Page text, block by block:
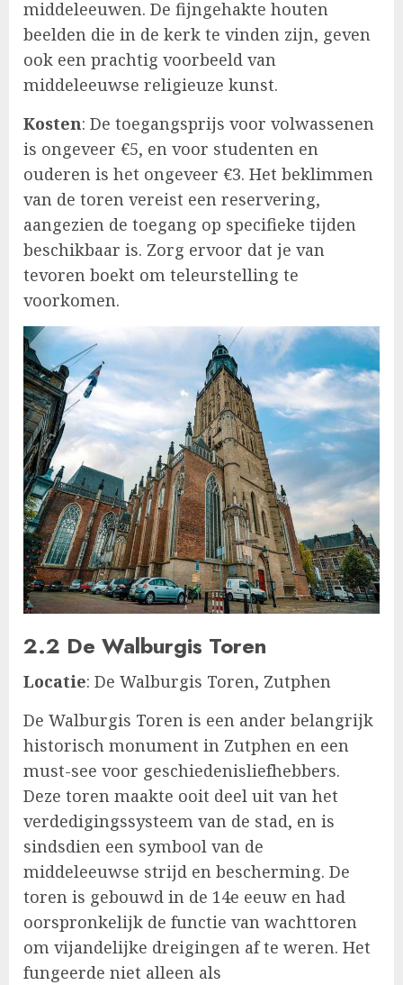
middeleeuwen. De fijngehakte houten
beelden die in de kerk te vinden zijn, geven
ook een prachtig voorbeeld van
middeleeuwse religieuze kunst.
Kosten: De toegangsprijs voor volwassenen
is ongeveer €5, en voor studenten en
ouderen is het ongeveer €3. Het beklimmen
van de toren vereist een reservering,
aangezien de toegang op specifieke tijden
beschikbaar is. Zorg ervoor dat je van
tevoren boekt om teleurstelling te
voorkomen.
2.2 De Walburgis Toren
Locatie: De Walburgis Toren, Zutphen
De Walburgis Toren is een ander belangrijk
historisch monument in Zutphen en een
must-see voor geschiedenisliefhebbers.
Deze toren maakte ooit deel uit van het
verdedigingssysteem van de stad, en is
sindsdien een symbool van de
middeleeuwse strijd en bescherming. De
toren is gebouwd in de 14e eeuw en had
oorspronkelijk de functie van wachttoren
om vijandelijke dreigingen af te weren. Het
fungeerde niet alleen als